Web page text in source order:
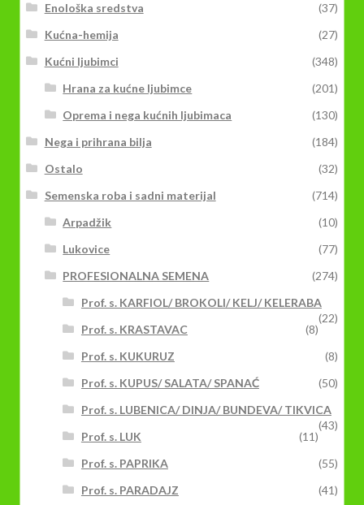
Enološka sredstva
(37)
Kućna-hemija
(27)
Kućni ljubimci
(348)
Hrana za kućne ljubimce
(201)
Oprema i nega kućnih ljubimaca
(130)
Nega i prihrana bilja
(184)
Ostalo
(32)
Semenska roba i sadni materijal
(714)
Arpadžik
(10)
Lukovice
(77)
PROFESIONALNA SEMENA
(274)
Prof. s. KARFIOL/ BROKOLI/ KELJ/ KELERABA
(22)
Prof. s. KRASTAVAC
(8)
Prof. s. KUKURUZ
(8)
Prof. s. KUPUS/ SALATA/ SPANAĆ
(50)
Prof. s. LUBENICA/ DINJA/ BUNDEVA/ TIKVICA
(43)
Prof. s. LUK
(11)
Prof. s. PAPRIKA
(55)
Prof. s. PARADAJZ
(41)